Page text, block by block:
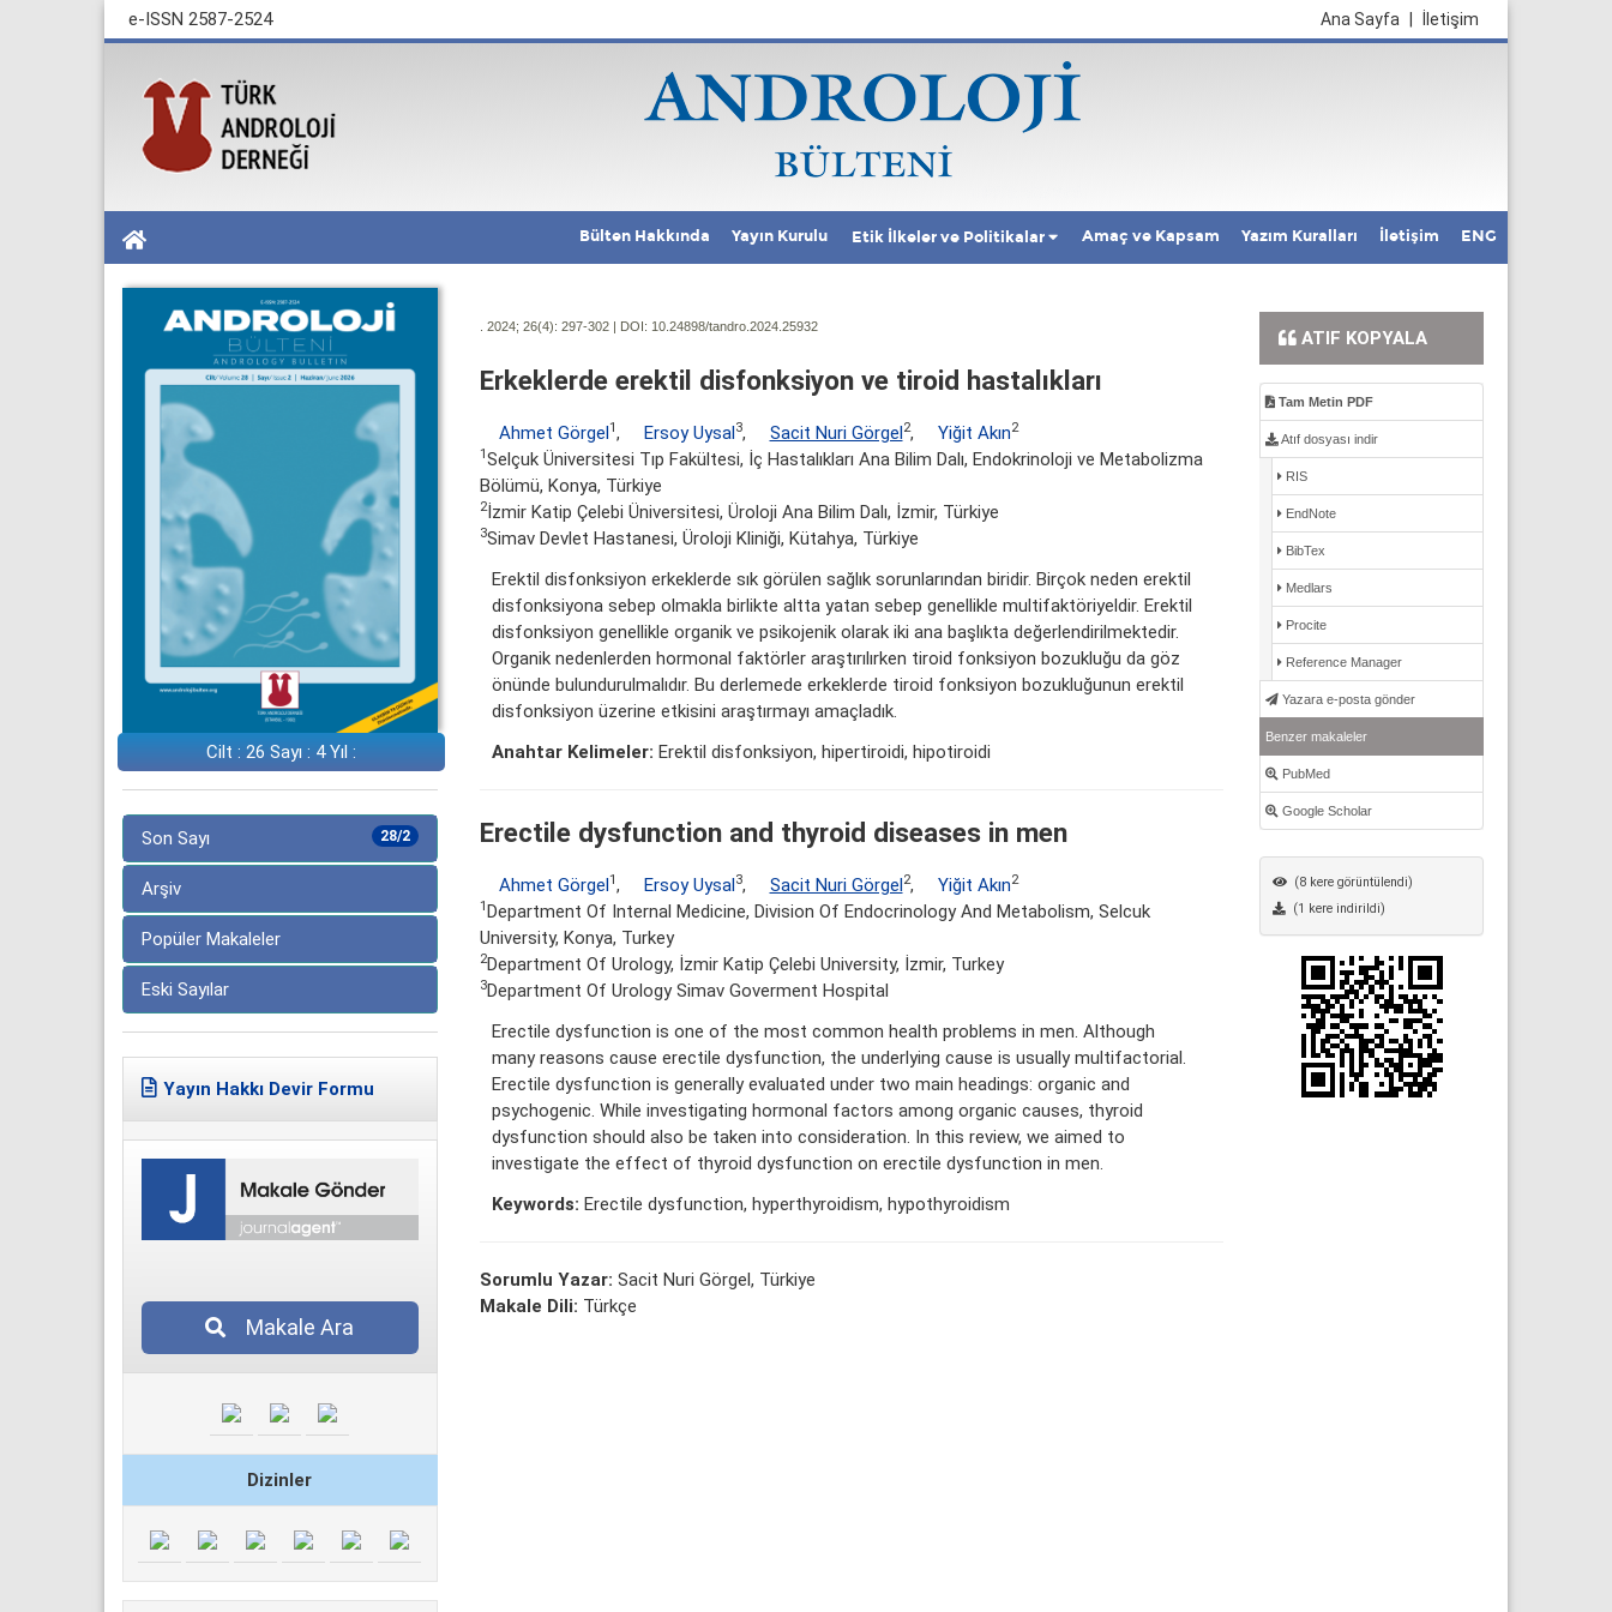
e-ISSN 2587-2524 İletişim
Ana Sayfa
Bülten Hakkında Yayın Kurulu Etik İlkeler ve Politikalar Amaç ve Kapsam Yazım Kuralları İletişim ENG
Cilt : 26 Sayı : 4 Yıl :
28/2
Son Sayı
Arşiv
Popüler Makaleler
Eski Sayılar
Yayın Hakkı Devir Formu
Makale Ara
Dizinler
. 2024; 26(4): 297-302 | DOI: 10.24898/tandro.2024.25932
Erkeklerde erektil disfonksiyon ve tiroid hastalıkları
Ahmet Görgel1 , Ersoy Uysal3, Sacit Nuri Görgel2, Yiğit Akın2
1 Selçuk Üniversitesi Tıp Fakültesi, İç Hastalıkları Ana Bilim Dalı, Endokrinoloji ve Metabolizma
Bölümü, Konya, Türkiye
2İzmir Katip Çelebi Üniversitesi, Üroloji Ana Bilim Dalı, İzmir, Türkiye
3Simav Devlet Hastanesi, Üroloji Kliniği, Kütahya, Türkiye
Erektil disfonksiyon erkeklerde sık görülen sağlık sorunlarından biridir. Birçok neden erektil
disfonksiyona sebep olmakla birlikte altta yatan sebep genellikle multifaktöriyeldir. Erektil
disfonksiyon genellikle organik ve psikojenik olarak iki ana başlıkta değerlendirilmektedir.
Organik nedenlerden hormonal faktörler araştırılırken tiroid fonksiyon bozukluğu da göz
önünde bulundurulmalıdır. Bu derlemede erkeklerde tiroid fonksiyon bozukluğunun erektil
disfonksiyon üzerine etkisini araştırmayı amaçladık.
Anahtar Kelimeler: Erektil disfonksiyon, hipertiroidi, hipotiroidi
Erectile dysfunction and thyroid diseases in men
Ahmet Görgel1, Ersoy Uysal3, Sacit Nuri Görgel2, Yiğit Akın2
1Department Of Internal Medicine, Division Of Endocrinology And Metabolism, Selcuk
University, Konya, Turkey
2Department Of Urology, İzmir Katip Çelebi University, İzmir, Turkey
3Department Of Urology Si̇mav Goverment Hospital
Erectile dysfunction is one of the most common health problems in men. Although
many reasons cause erectile dysfunction, the underlying cause is usually multifactorial.
Erectile dysfunction is generally evaluated under two main headings: organic and
psychogenic. While investigating hormonal factors among organic causes, thyroid
dysfunction should also be taken into consideration. In this review, we aimed to
investigate the effect of thyroid dysfunction on erectile dysfunction in men.
Keywords: Erectile dysfunction, hyperthyroidism, hypothyroidism
Sorumlu Yazar: Sacit Nuri Görgel, Türkiye
Makale Dili: Türkçe
ATIF KOPYALA
Tam Metin PDF
Atıf dosyası indir
RIS
EndNote
BibTex
Medlars
Procite
Reference Manager
Yazara e-posta gönder
Benzer makaleler
PubMed
Google Scholar
(8 kere görüntülendi)
(1 kere indirildi)